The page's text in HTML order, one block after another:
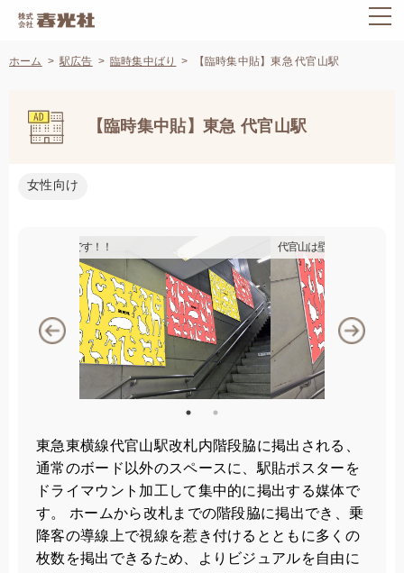
ホーム 駅広告 臨時集中ばり 【臨時集中貼】東急 代官山駅
【臨時集中貼】東急 代官山駅
女性向け
代官山は壁までおしゃれです！！
東急東横線代官山駅改札内階段脇に掲出される、
通常のボード以外のスペースに、駅貼ポスターを
ドライマウント加工して集中的に掲出する媒体で
す。 ホームから改札までの階段脇に掲出でき、乗
降客の導線上で視線を惹き付けるとともに多くの
枚数を掲出できるため、よりビジュアルを自由に